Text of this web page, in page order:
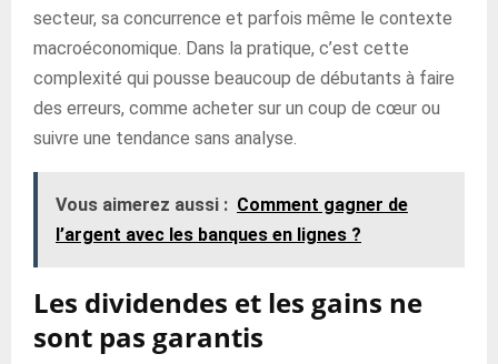
secteur, sa concurrence et parfois même le contexte
macroéconomique. Dans la pratique, c’est cette
complexité qui pousse beaucoup de débutants à faire
des erreurs, comme acheter sur un coup de cœur ou
suivre une tendance sans analyse.
Vous aimerez aussi : Comment gagner de
l’argent avec les banques en lignes ?
Les dividendes et les gains ne
sont pas garantis